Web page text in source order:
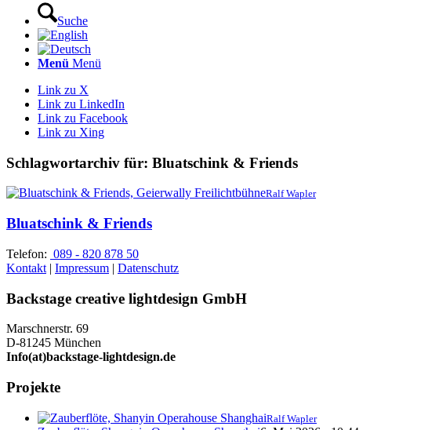
Suche
Menü Menü
Link zu X
Link zu LinkedIn
Link zu Facebook
Link zu Xing
Schlagwortarchiv für: Bluatschink & Friends
Ralf Wapler
Bluatschink & Friends
Telefon: 089 - 820 878 50
Kontakt | Impressum | Datenschutz
Backstage creative lightdesign GmbH
Marschnerstr. 69
D-81245 München
Info(at)backstage-lightdesign.de
Projekte
Ralf Wapler